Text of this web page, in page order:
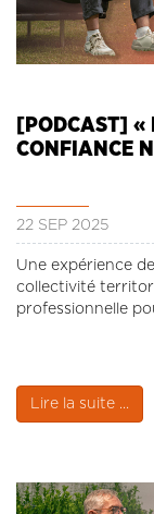
[PODCAST] «
CONFIANCE
22 SEP 2025
Une expérience
collectivité
professionnelle
Lire la suite ...